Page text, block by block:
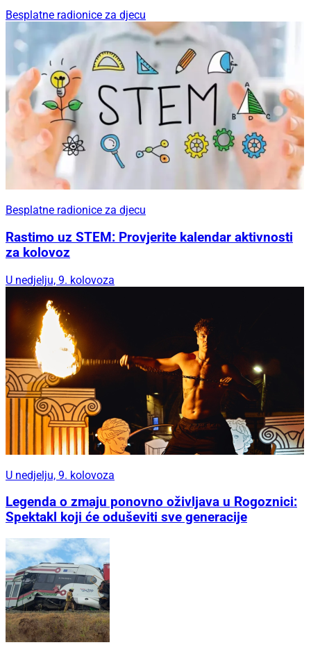
Besplatne radionice za djecu
Besplatne radionice za djecu
Rastimo uz STEM: Provjerite kalendar aktivnosti
za kolovoz
U nedjelju, 9. kolovoza
U nedjelju, 9. kolovoza
Legenda o zmaju ponovno oživljava u Rogoznici:
Spektakl koji će oduševiti sve generacije